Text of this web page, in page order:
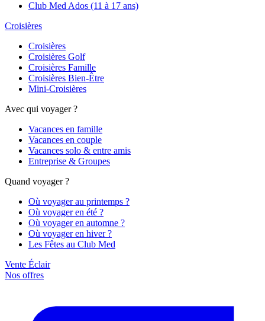
Club Med Ados (11 à 17 ans)
Croisières
Croisières
Croisières Golf
Croisières Famille
Croisières Bien-Être
Mini-Croisières
Avec qui voyager ?
Vacances en famille
Vacances en couple
Vacances solo & entre amis
Entreprise & Groupes
Quand voyager ?
Où voyager au printemps ?
Où voyager en été ?
Où voyager en automne ?
Où voyager en hiver ?
Les Fêtes au Club Med
Vente Éclair
Nos offres